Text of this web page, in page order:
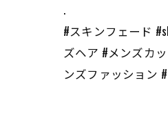
.
#スキンフェード
ズヘア #メンズカ
ンズファッション